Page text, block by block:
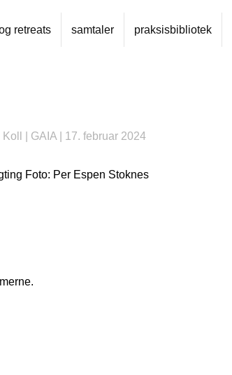
retreats samtaler praksisbibliotek
GAIA| 17. februar 2024